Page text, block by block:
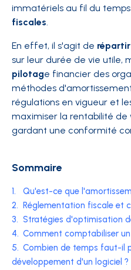
immatériels au fil du
fiscales.
En effet, il s'agit de
sur leur durée de vie utile,
pilotage financier des
méthodes
régulations en vigueur et
maximiser la rentabilité de
gardant une conformité
Sommaire
1.
Qu'est-ce que
2. Réglementation fiscale et
3. Stratégies d'optimisation
4. Comment comptabiliser
5. Combien de temps faut-il
développement d'un logiciel ?